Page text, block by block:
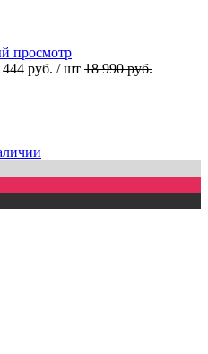
просмотр
444 руб. / шт 18 990 руб.